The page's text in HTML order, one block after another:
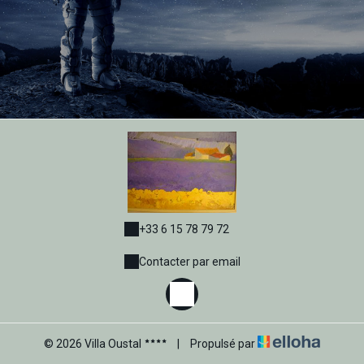
+33 6 15 78 79 72
Contacter par email
© 2026 Villa Oustal Propulsé par